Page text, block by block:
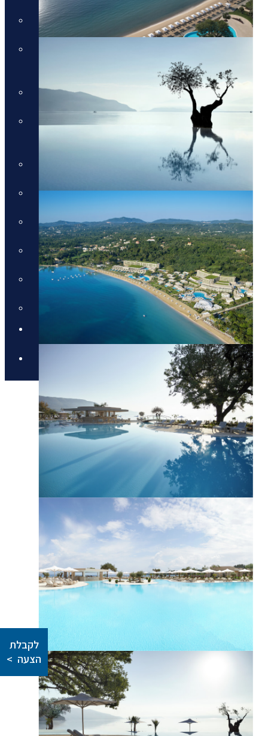
הכוכבים של יוון - סוכות
טיול מאורגן לדולומיטים
טיול טברנות באתונה עם אמנון
טירות ויין בגאורגיה
מונטנגרו - תרבות, טבע ויין
טיול מאורגן לדובאי - 5 ימים
טיול לסלוניקי וצפון יוון
טיול מאורגן לפלופונז
הטיול המקיף לסיציליה
בלוג
יצירת קשר
לקבלת
הצעה >